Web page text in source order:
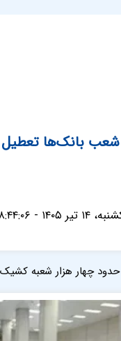
شعب بانک‌ها
تیر ۱۴۰۵ - ۱۸:۴۴:۰۶
چهار هزار شعبه